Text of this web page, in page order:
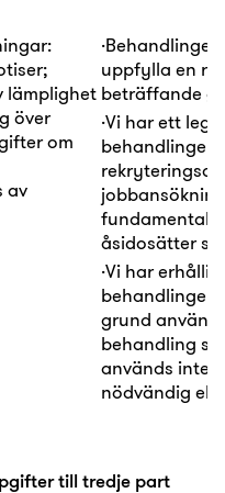
lämplighet
över
om
av
·
uppfylla en
beträffande
·Vi har ett
behandlingen
åsidosätter
·Vi har
behandlingen
grund
behandling
används inte
nödvändig
till tredje part